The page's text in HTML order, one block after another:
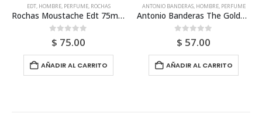
EDT, HOMBRE, PERFUME, ROCHAS
Rochas Moustache Edt 75ml Para Hombre
0out of 5
$ 75.00
AÑADIR AL CARRITO
ANTONIO BANDERAS, HOMBRE, PERFUME
Antonio Banderas The Golden Secret Edt 200ml Para Hombre
0out of 5
$ 57.00
AÑADIR AL CARRITO